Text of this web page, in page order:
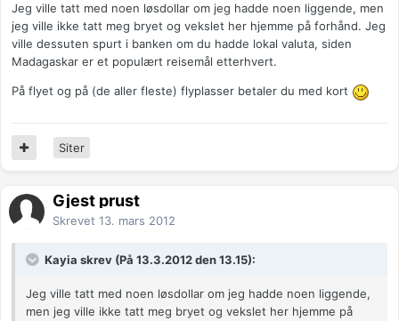
Jeg ville tatt med noen løsdollar om jeg hadde noen liggende, men
jeg ville ikke tatt meg bryet og vekslet her hjemme på forhånd. Jeg
ville dessuten spurt i banken om du hadde lokal valuta, siden
Madagaskar er et populært reisemål etterhvert.
På flyet og på (de aller fleste) flyplasser betaler du med kort
Siter
Gjest prust
Skrevet 13. mars 2012
Kayia skrev (På 13.3.2012 den 13.15):
Jeg ville tatt med noen løsdollar om jeg hadde noen liggende,
men jeg ville ikke tatt meg bryet og vekslet her hjemme på